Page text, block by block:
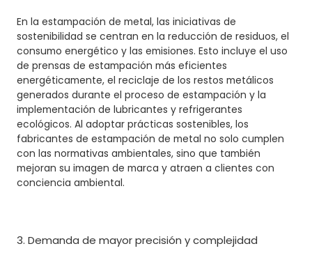
En la estampación de metal, las iniciativas de
sostenibilidad se centran en la reducción de residuos, el
consumo energético y las emisiones. Esto incluye el uso
de prensas de estampación más eficientes
energéticamente, el reciclaje de los restos metálicos
generados durante el proceso de estampación y la
implementación de lubricantes y refrigerantes
ecológicos. Al adoptar prácticas sostenibles, los
fabricantes de estampación de metal no solo cumplen
con las normativas ambientales, sino que también
mejoran su imagen de marca y atraen a clientes con
conciencia ambiental.
3. Demanda de mayor precisión y complejidad